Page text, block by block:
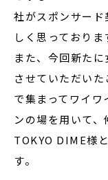
社がスポンサー
しく思っておりま
また、今回新た
させていただい
で集まってワイ
ンの場を用いて
TOKYO DIME様
す。